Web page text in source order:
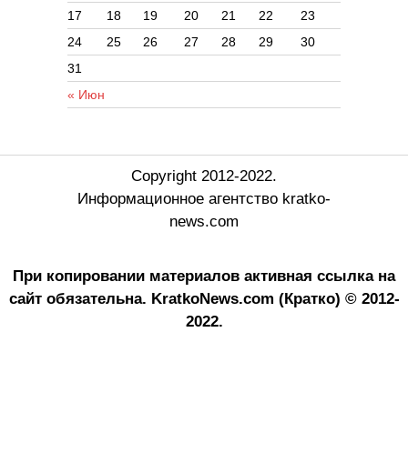
« Июн
17
18 19 20 21 22
23
24
25 26 27 28 29
30
31
Copyright 2012-2022.
Информационное агентство kratko-
news.com
При копировании материалов активная ссылка на
сайт обязательна. KratkoNews.com (Кратко) © 2012-
2022.